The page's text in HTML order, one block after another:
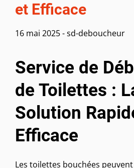
et Efficace
16 mai 2025-sd-deboucheur
Service de
de Toilettes :
Solution
Efficace
Les toilettes bouchées